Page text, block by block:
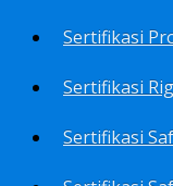
Sertifikasi
Sertifikasi